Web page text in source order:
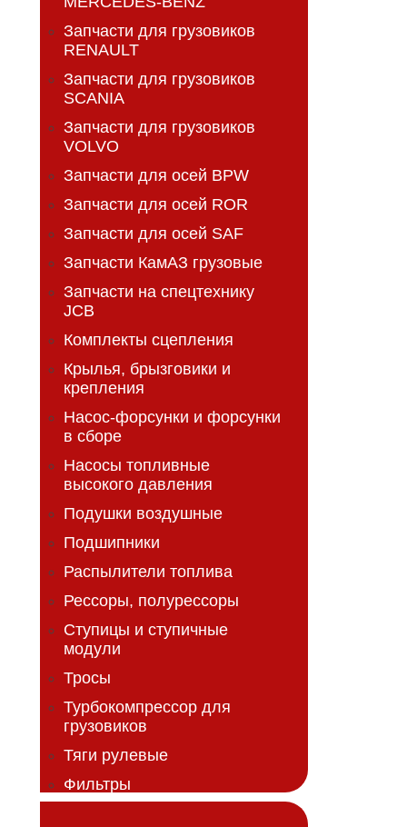
Запчасти для грузовиков
RENAULT
Запчасти для грузовиков
SCANIA
Запчасти для грузовиков
VOLVO
Запчасти для осей BPW
Запчасти для осей ROR
Запчасти для осей SAF
Запчасти КамАЗ грузовые
Запчасти на спецтехнику
JCB
Комплекты сцепления
Крылья, брызговики и
крепления
Насос-форсунки и форсунки
в сборе
Насосы топливные
высокого давления
Подушки воздушные
Подшипники
Распылители топлива
Рессоры, полурессоры
Ступицы и ступичные
модули
Тросы
Турбокомпрессор для
грузовиков
Тяги рулевые
Фильтры